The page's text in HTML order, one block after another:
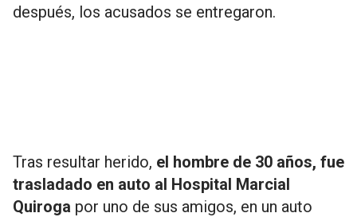
después, los acusados se entregaron.
Tras resultar herido, el hombre de 30 años, fue
trasladado en auto al Hospital Marcial
Quiroga por uno de sus amigos, en un auto